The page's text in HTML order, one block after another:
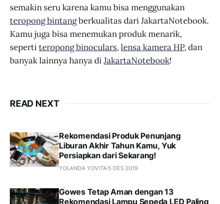
semakin seru karena kamu bisa menggunakan
teropong bintangberkualitas dari JakartaNotebook.
Kamu juga bisa menemukan produk menarik,
sepertiteropong binoculars,lensa kamera HP, dan
banyak lainnya hanya diJakartaNotebook!
READ NEXT
Rekomendasi Produk Penunjang
Liburan Akhir Tahun Kamu, Yuk
Persiapkan dari Sekarang!
YOLANDA YOVITA 5 DES 2019
Gowes Tetap Aman dengan 13
Rekomendasi Lampu Sepeda LED Paling